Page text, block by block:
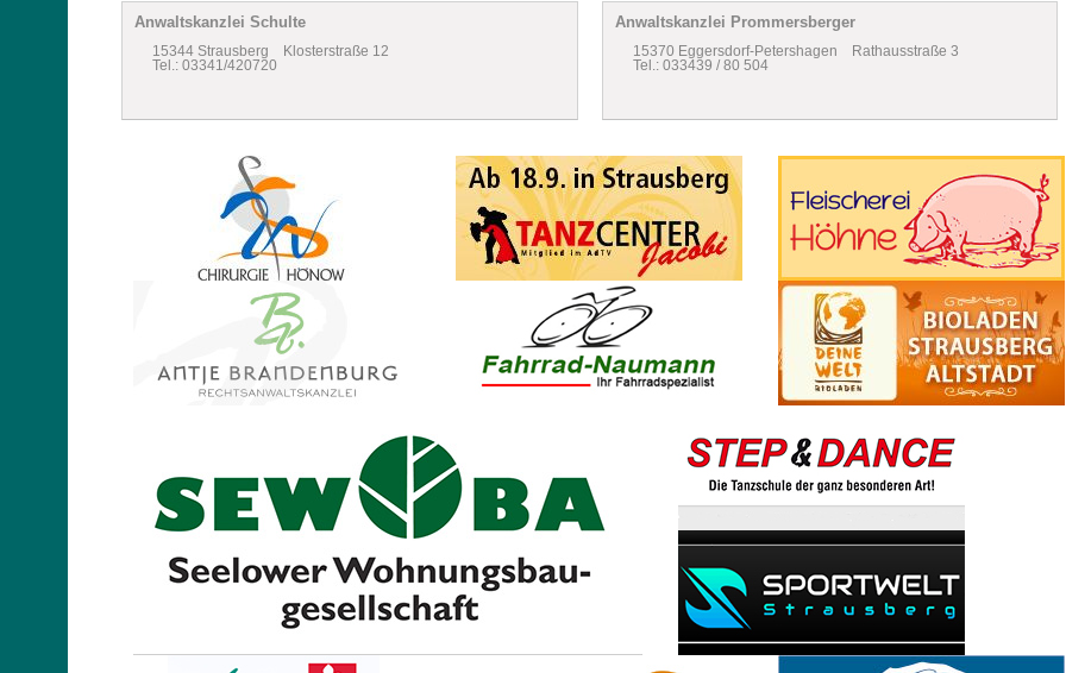
Anwaltskanzlei Schulte
15344 Strausberg Klosterstraße 12
Tel.: 03341/420720
Anwaltskanzlei Prommersberger
15370 Eggersdorf-Petershagen Rathausstraße 3
Tel.: 033439 / 80 504